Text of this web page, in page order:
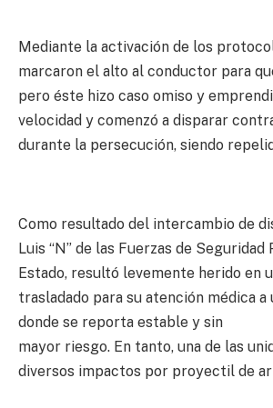
Mediante la activación de los
marcaron el alto al conductor para
pero éste hizo caso omiso y
velocidad y comenzó a disparar
durante la persecución, siendo
Como resultado del intercambio de
Luis “N” de las Fuerzas de Seguridad
Estado, resultó levemente herido en
trasladado para su atención médica a
donde se reporta estable y sin
mayor riesgo. En tanto, una de las
diversos impactos por proyectil de